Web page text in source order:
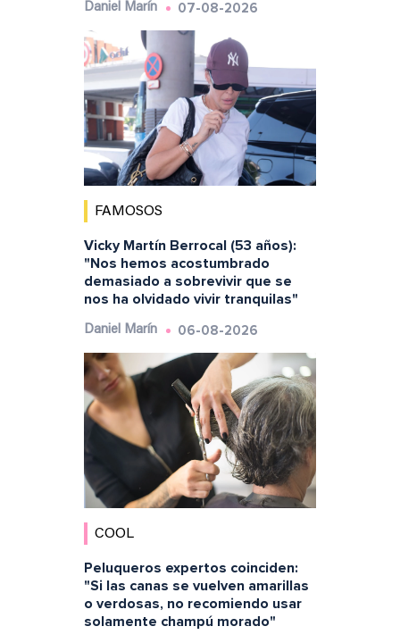
Daniel Marín 07-08-2026
FAMOSOS
Vicky Martín Berrocal (53 años):
"Nos hemos acostumbrado
demasiado a sobrevivir que se
nos ha olvidado vivir tranquilas"
Daniel Marín 06-08-2026
COOL
Peluqueros expertos coinciden:
"Si las canas se vuelven amarillas
o verdosas, no recomiendo usar
solamente champú morado"